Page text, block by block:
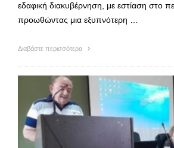
εδαφική διακυβέρνηση, με εστίαση στο
προωθώντας μια εξυπνότερη …
Διαβάστε περισσότερα